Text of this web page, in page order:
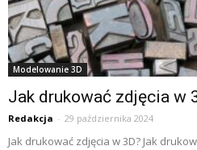
Modelowanie 3D
Jak drukować zdjęcia w
Redakcja - 29 października 2024
Jak drukować zdjęcia w 3D? Jak